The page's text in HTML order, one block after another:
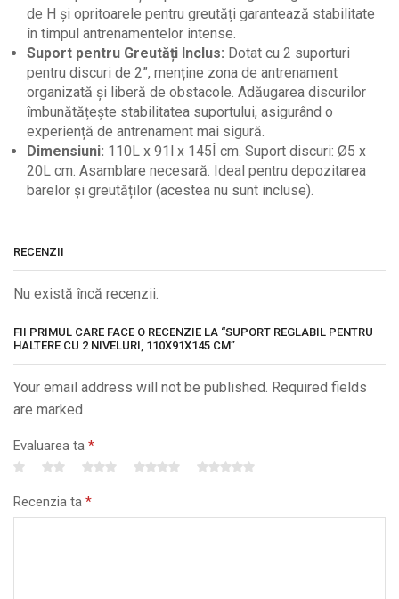
de H și opritoarele pentru greutăți garantează stabilitate
în timpul antrenamentelor intense.
Suport pentru Greutăți Inclus: Dotat cu 2 suporturi
pentru discuri de 2”, menține zona de antrenament
organizată și liberă de obstacole. Adăugarea discurilor
îmbunătățește stabilitatea suportului, asigurând o
experiență de antrenament mai sigură.
Dimensiuni: 110L x 91l x 145Î cm. Suport discuri: Ø5 x
20L cm. Asamblare necesară. Ideal pentru depozitarea
barelor și greutăților (acestea nu sunt incluse).
RECENZII
Nu există încă recenzii.
FII PRIMUL CARE FACE O RECENZIE LA “SUPORT REGLABIL PENTRU
HALTERE CU 2 NIVELURI, 110X91X145 CM”
Your email address will not be published. Required fields
are marked
Evaluarea ta *
Recenzia ta *